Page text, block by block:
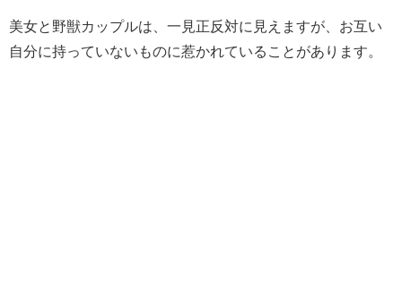
美女と野獣カップルは、一見正反対に見えますが、お互い
自分に持っていないものに惹かれていることがあります。